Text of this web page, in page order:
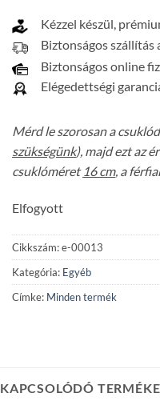
Kézzel készül,
Biztonságos szállítás
Biztonságos online
Elégedettségi
Mérd le szorosan a
szükségünk), majd ezt az
csuklóméret 16 cm, a
Elfogyott
Cikkszám:e-00013
Kategória: Egyéb
Címke: Minden termék
KAPCSOLÓDÓ